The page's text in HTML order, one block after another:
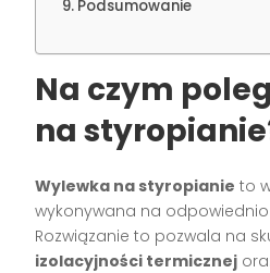
Podsumowanie
Na czym
na
Wylewka na styropianie to
wykonywana na
Rozwiązanie to pozwala na
izolacyjności termicznej